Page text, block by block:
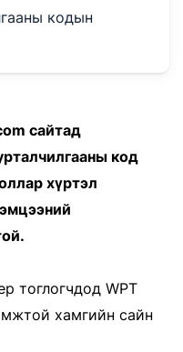
кодын
сайтад
код
хүртэл
тоглогчдод WPT
хамгийн сайн